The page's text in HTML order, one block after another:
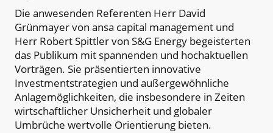
Die anwesenden Referenten Herr David
Grünmayer von ansa capital management und
Herr Robert Spittler von S&G Energy begeisterten
das Publikum mit spannenden und hochaktuellen
Vorträgen. Sie präsentierten innovative
Investmentstrategien und außergewöhnliche
Anlagemöglichkeiten, die insbesondere in Zeiten
wirtschaftlicher Unsicherheit und globaler
Umbrüche wertvolle Orientierung bieten.